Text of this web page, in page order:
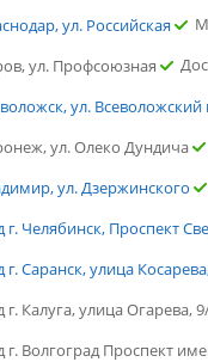
ул. Российская
ул. Профсоюзная
ул. Всеволожский
ул. Олеко Дундича
ул. Дзержинского
г. Челябинск, Проспект
г. Саранск, улица
г. Калуга, улица Огарева,
г. Волгоград Проспект